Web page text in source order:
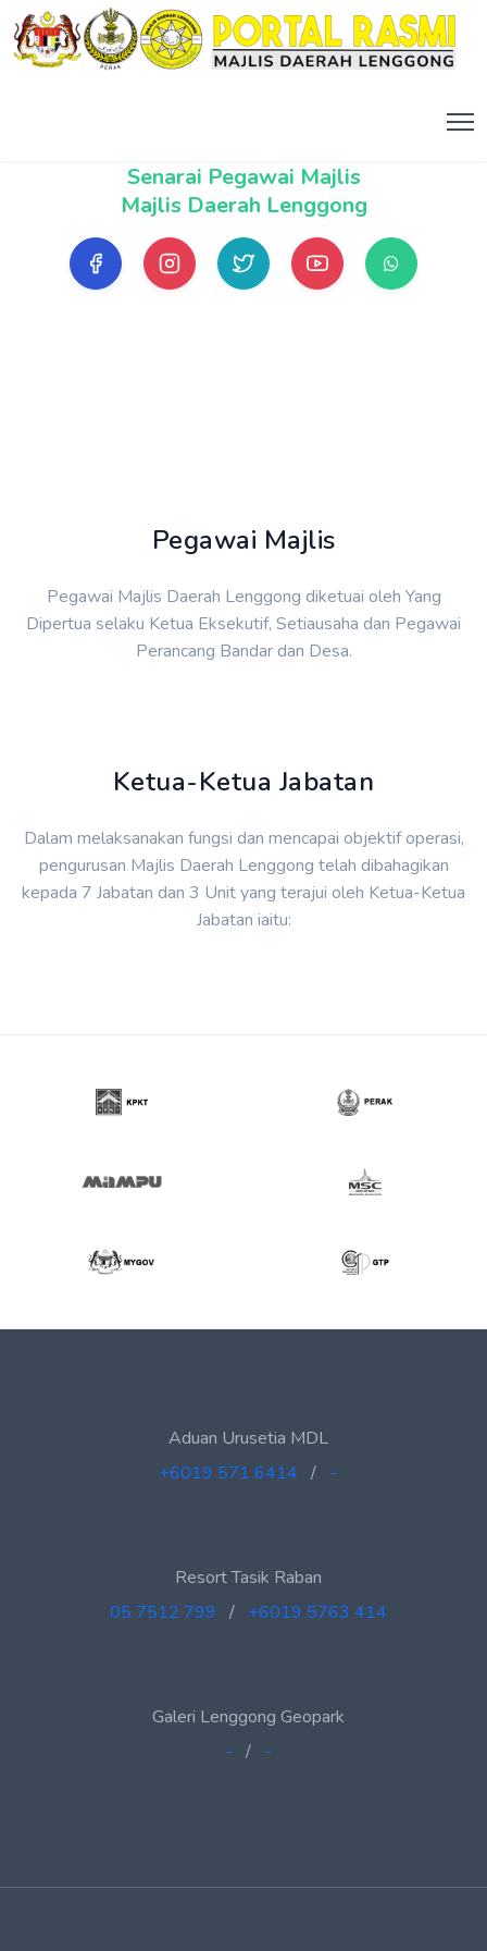
Senarai Pegawai Majlis
Majlis Daerah Lenggong
Pegawai Majlis
Pegawai Majlis Daerah Lenggong diketuai oleh Yang
Dipertua selaku Ketua Eksekutif, Setiausaha dan Pegawai
Perancang Bandar dan Desa.
Ketua-Ketua Jabatan
Dalam melaksanakan fungsi dan mencapai objektif operasi,
pengurusan Majlis Daerah Lenggong telah dibahagikan
kepada 7 Jabatan dan 3 Unit yang terajui oleh Ketua-Ketua
Jabatan iaitu:
Aduan Urusetia MDL
+6019 571 6414 / -
Resort Tasik Raban
05 7512 799
/ +6019 5763 414
Galeri Lenggong Geopark
- / -